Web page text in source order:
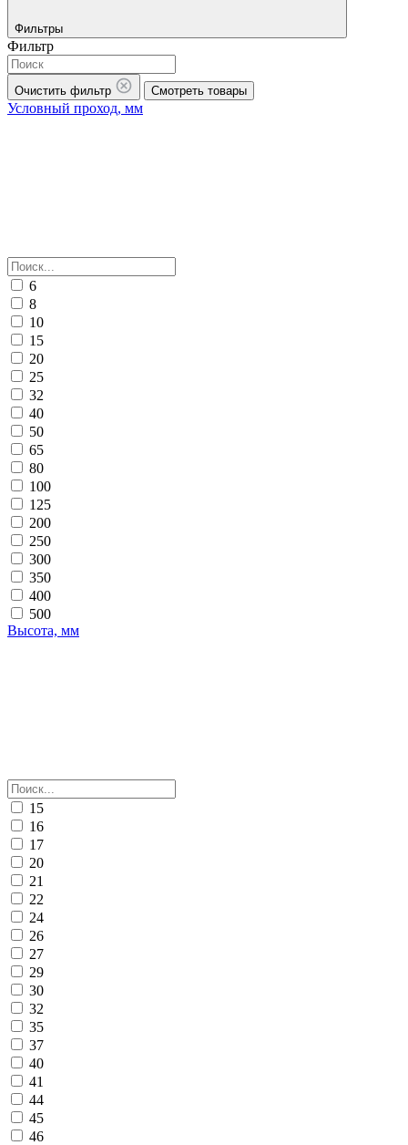
Фильтры
Фильтр
Очистить фильтр Смотреть товары
Условный проход, мм
6
8
10
15
20
25
32
40
50
65
80
100
125
200
250
300
350
400
500
Высота, мм
15
16
17
20
21
22
24
26
27
29
30
32
35
37
40
41
44
45
46